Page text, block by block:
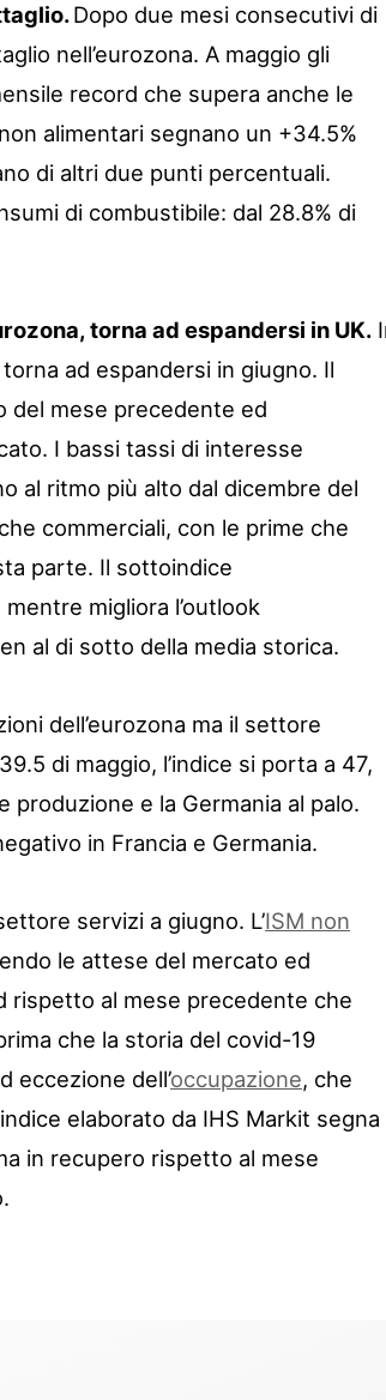
Dopo due mesi consecutivi di
nell’eurozona. A maggio gli
record che supera anche le
alimentari segnano un +34.5%
di altri due punti percentuali.
di combustibile: dal 28.8% di
torna ad espandersi in UK.
ad espandersi in giugno. Il
del mese precedente ed
I bassi tassi di interesse
al ritmo più alto dal dicembre del
commerciali, con le prime che
parte. Il sottoindice
migliora l’outlook
al di sotto della media storica.
dell’eurozona ma il settore
di maggio, l’indice si porta a 47,
produzione e la Germania al palo.
in Francia e Germania.
servizi a giugno. L’ISM non
le attese del mercato ed
rispetto al mese precedente che
che la storia del covid-19
eccezione dell’occupazione, che
elaborato da IHS Markit segna
in recupero rispetto al mese